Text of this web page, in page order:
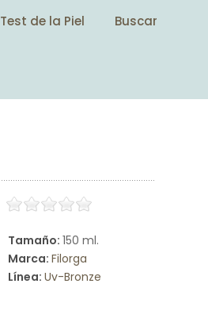
Test de la Piel
Buscar
Tamaño: 150 ml.
Marca: Filorga
Línea: Uv-Bronze